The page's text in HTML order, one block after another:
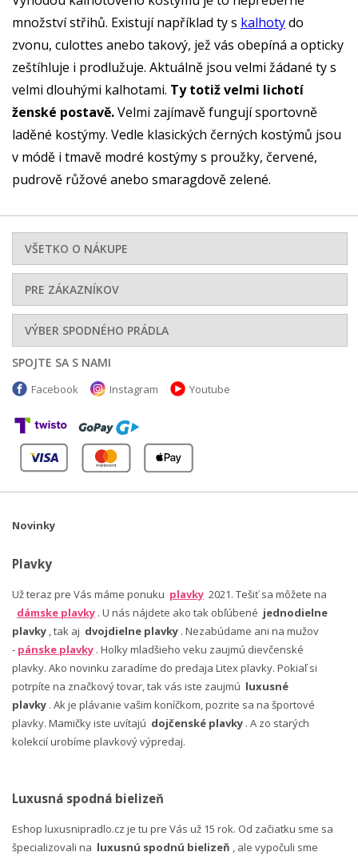
množství střihů. Existují například ty s kalhotydo
zvonu, culottes anebo takový, jež vás obepíná a opticky
zeštíhluje i prodlužuje. Aktuálně jsou velmi žádané ty s
velmi dlouhými kalhotami. Ty totiž velmi lichotí
ženské postavě.Velmi zajímavě fungují sportovně
laděné kostýmy. Vedle klasických černých kostýmů jsou
v módě i tmavě modré kostýmy s proužky, červené,
pudrově růžové anebo smaragdově zelené.
VŠETKO O NÁKUPE
PRE ZÁKAZNÍKOV
VÝBER SPODNÉHO PRÁDLA
SPOJTE SA S NAMI
Facebook Instagram Youtube
Novinky
Plavky
Už teraz pre Vás máme ponuku plavky 2021. Tešiť sa môžete na
dámske plavky . U nás nájdete ako tak obľúbené jednodielne
plavky , tak aj dvojdielne plavky . Nezabúdame ani na mužov
- pánske plavky . Holky mladšieho veku zaujmú dievčenské
plavky. Ako novinku zaradíme do predaja Litex plavky. Pokiaľ si
potrpíte na značkový tovar, tak vás iste zaujmú luxusné
plavky . Ak je plávanie vašim koníčkom, pozrite sa na športové
plavky. Mamičky iste uvítajú dojčenské plavky . A zo starých
kolekcií urobíme plavkový výpredaj.
Luxusná spodná bielizeň
Eshop luxusnipradlo.cz je tu pre Vás už 15 rok. Od začiatku sme sa
špecializovali na luxusnú spodnú bielizeň , ale vypočuli sme